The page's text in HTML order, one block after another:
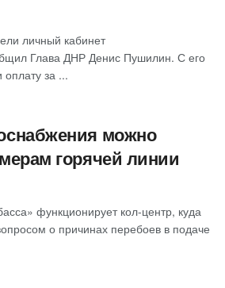
личный кабинет
Глава ДНР Денис Пушилин. ‎С его
за ...
можно
горячей линии
функционирует кол-центр, куда
о причинах перебоев в подаче